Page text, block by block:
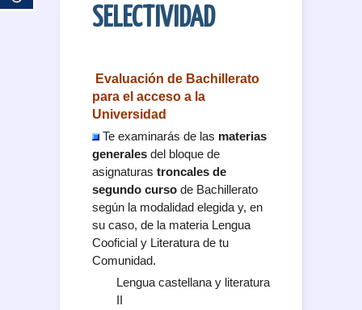
SELECTIVIDAD
Evaluación de Bachillerato
para el acceso a la
Universidad
Te examinarás de las materias
generales del bloque de
asignaturas troncales de
segundo curso de Bachillerato
según la modalidad elegida y, en
su caso, de la materia Lengua
Cooficial y Literatura de tu
Comunidad.
Lengua castellana y literatura
II